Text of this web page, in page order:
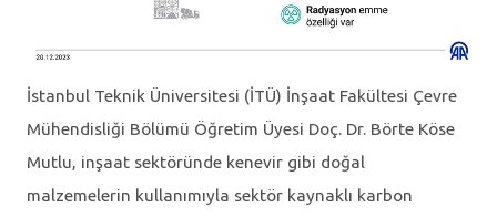
İstanbul Teknik Üniversitesi (İTÜ) İnşaat Fakültesi Çevre
Mühendisliği Bölümü Öğretim Üyesi Doç. Dr. Börte Köse
Mutlu, inşaat sektöründe kenevir gibi doğal
malzemelerin kullanımıyla sektör kaynaklı karbon